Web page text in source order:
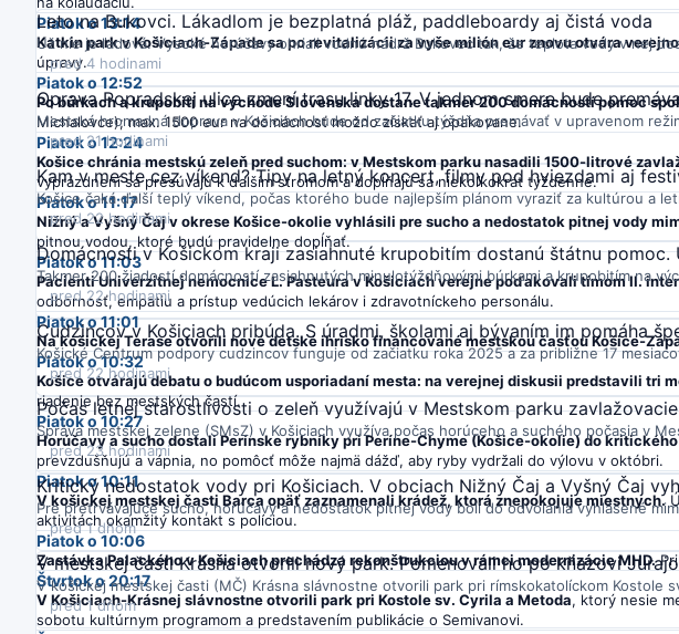
Piatok o 13:14
Katkin park v Košiciach-Západe sa po revitalizácii za vyše milión eur znovu otvára
úpravy.
Piatok o 12:52
Po búrkach a krupobití na východe Slovenska dostane takmer 200 domácností pomoc
Michalovce); max. 1500 eur na domácnosť možno získať aj opakovane.
Piatok o 12:24
Košice chránia mestskú zeleň pred suchom: v Mestskom parku nasadili 1500-litrové
vyprázdnení sa presúvajú k ďalším stromom a dopĺňajú sa niekoľkokrát týždenne.
Piatok o 11:17
Nižný a Vyšný Čaj v okrese Košice-okolie vyhlásili pre sucho a nedostatok pitnej vody
pitnou vodou, ktoré budú pravidelne dopĺňať.
Piatok o 11:03
Pacienti Univerzitnej nemocnice L. Pasteura v Košiciach verejne poďakovali tímom II.
odbornosť, empatiu a prístup vedúcich lekárov i zdravotníckeho personálu.
Piatok o 11:01
Na košickej Terase otvorili nové detské ihrisko financované mestskou časťou Košice-
Piatok o 10:32
Košice otvárajú debatu o budúcom usporiadaní mesta: na verejnej diskusii predstavili tri
riadenie bez mestských častí.
Piatok o 10:27
Horúčavy a sucho dostali Perínske rybníky pri Períne-Chyme (Košice-okolie) do
prevzdušňujú a vápnia, no pomôcť môže najmä dážď, aby ryby vydržali do výlovu v októbri.
Piatok o 10:11
V košickej mestskej časti Barca opäť zaznamenali krádež, ktorá znepokojuje miestnych.
aktivitách okamžitý kontakt s políciou.
Piatok o 10:06
Zastávka Palackého v Košiciach prechádza rekonštrukciou v rámci modernizácie MHD.
Štvrtok o 20:17
V Košiciach-Krásnej slávnostne otvorili park pri Kostole sv. Cyrila a Metoda, ktorý nesie
sobotu kultúrnym programom a predstavením publikácie o Semivanovi.
Leto na Bukovci. Lákadlom je bezplatná pláž, paddleboardy aj čistá voda
Už nie je ľadová. Vysoké horúčavy ohriali vodnú nádrž Bukovec tak, že teplota vody v nej
pred 4 hodinami
Oprava Popradskej ulice zmení trasu linky 17. V jednom smere bude
Mestská hromadná doprava v Košiciach bude od začiatku týždňa premávať v upravenom
pred 21 hodinami
Kam v meste cez víkend? Tipy na letný koncert, filmy pod hviezdami aj
Košice čaká ďalší teplý víkend, počas ktorého bude najlepším plánom vyraziť za kultúrou a
pred 22 hodinami
Domácnosti v Košickom kraji zasiahnuté krupobitím dostanú štátnu
Takmer 200 žiadostí domácností zasiahnutých minulotýždňovými búrkami a krupobitím na
pred 22 hodinami
Cudzincov v Košiciach pribúda. S úradmi, školami aj bývaním im pomáha
Košické Centrum podpory cudzincov funguje od začiatku roka 2025 a za približne 17
pred 22 hodinami
Počas letnej starostlivosti o zeleň využívajú v Mestskom parku
Správa mestskej zelene (SMsZ) v Košiciach využíva počas horúceho a suchého počasia v
pred 23 hodinami
Kritický nedostatok vody pri Košiciach. V obciach Nižný Čaj a Vyšný Čaj
Pre pretrvávajúce sucho, horúčavy a nedostatok pitnej vody boli do odvolania vyhlásené
pred 1 dňom
V mestskej časti Krásna otvorili nový park. Pomenovali ho po kňazovi
V košickej mestskej časti (MČ) Krásna slávnostne otvorili park pri rímskokatolíckom Kostole
pred 1 dňom